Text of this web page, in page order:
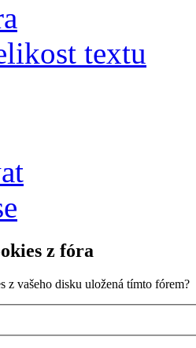
textu
z fóra
z vašeho disku uložená tímto fórem?